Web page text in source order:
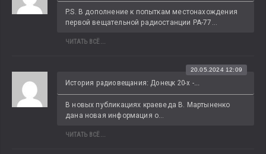
P.S. В дополнение к попыткам местонахождения
первой вещательной радиостанции РА-77...
ЧИТАТЬ ВСЁ...
История радиовещания: Донецк 20-х -...
20.05.2024 12:09
В новых публикациях краеведа В. Мартыненко
дана новая информация о...
ЧИТАТЬ ВСЁ...